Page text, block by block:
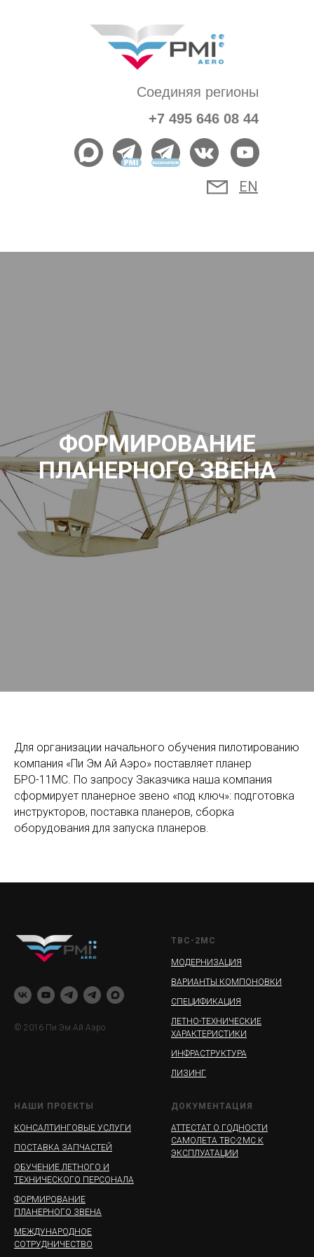
Соединяя регионы
+7 495 646 08 44
EN
ФОРМИРОВАНИЕ
ПЛАНЕРНОГО ЗВЕНА
Для организации начального обучения пилотированию
компания «Пи Эм Ай Аэро» поставляет планер
БРО-11МС. По запросу Заказчика наша компания
сформирует планерное звено «под ключ»: подготовка
инструкторов, поставка планеров, сборка
оборудования для запуска планеров.
© 2016 Пи Эм Ай Аэро
ТВС-2МС
МОДЕРНИЗАЦИЯ
ВАРИАНТЫ КОМПОНОВКИ
СПЕЦИФИКАЦИЯ
ЛЕТНО-ТЕХНИЧЕСКИЕ
ХАРАКТЕРИСТИКИ
ИНФРАСТРУКТУРА
ЛИЗИНГ
НАШИ ПРОЕКТЫ
КОНСАЛТИНГОВЫЕ УСЛУГИ
ПОСТАВКА ЗАПЧАСТЕЙ
ОБУЧЕНИЕ ЛЕТНОГО И
ТЕХНИЧЕСКОГО ПЕРСОНАЛА
ФОРМИРОВАНИЕ
ПЛАНЕРНОГО ЗВЕНА
МЕЖДУНАРОДНОЕ
СОТРУДНИЧЕСТВО
ДОКУМЕНТАЦИЯ
АТТЕСТАТ О ГОДНОСТИ
САМОЛЕТА ТВС-2МС К
ЭКСПЛУАТАЦИИ